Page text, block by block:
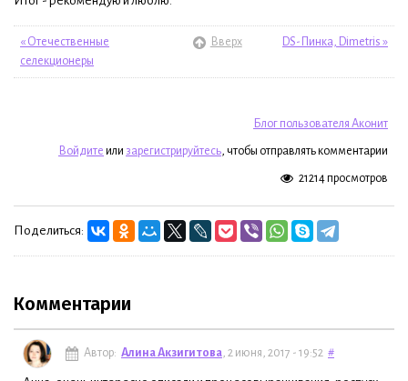
« Отечественные
селекционеры
Вверх DS-Пинка, Dimetris »
Блог пользователя Аконит
Войдите или зарегистрируйтесь, чтобы отправлять комментарии
21214 просмотров
Поделиться:
Комментарии
Автор: Алина Акзигитова, 2 июня, 2017 - 19:52 #